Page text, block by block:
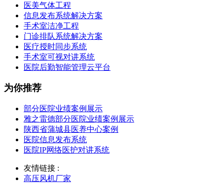
医美气体工程
信息发布系统解决方案
手术室洁净工程
门诊排队系统解决方案
医疗授时同步系统
手术室可视对讲系统
医院后勤智能管理云平台
为你推荐
部分医院业绩案例展示
雅之雷德部分医院业绩案例展示
陕西省蒲城县医养中心案例
医院信息发布系统
医院IP网络医护对讲系统
友情链接 :
高压风机厂家